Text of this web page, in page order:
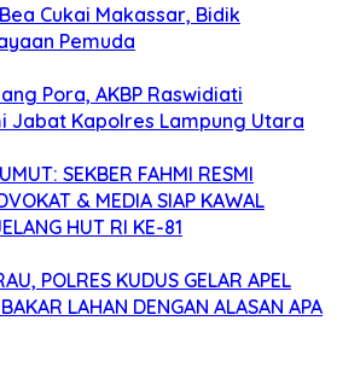
Cukai Makassar, Bidik
Pemuda
Pora, AKBP Raswidiati
Jabat Kapolres Lampung Utara
SEKBER FAHMI RESMI
& MEDIA SIAP KAWAL
HUT RI KE-81
POLRES KUDUS GELAR APEL
LAHAN DENGAN ALASAN APA